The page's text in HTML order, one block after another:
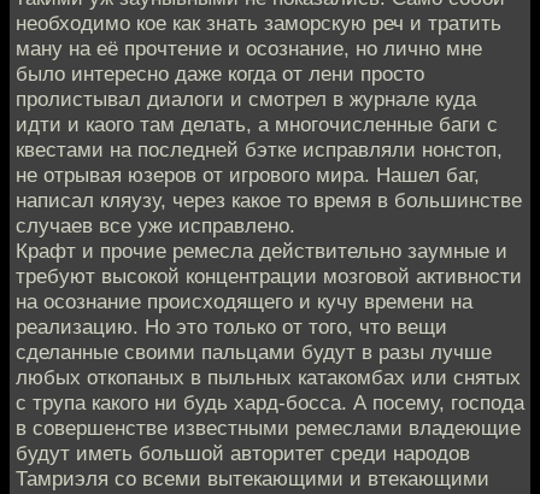
необходимо кое как знать заморскую реч и тратить
ману на её прочтение и осознание, но лично мне
было интересно даже когда от лени просто
пролистывал диалоги и смотрел в журнале куда
идти и каого там делать, а многочисленные баги с
квестами на последней бэтке исправляли нонстоп,
не отрывая юзеров от игрового мира. Нашел баг,
написал кляузу, через какое то время в большинстве
случаев все уже исправлено.
Крафт и прочие ремесла действительно заумные и
требуют высокой концентрации мозговой активности
на осознание происходящего и кучу времени на
реализацию. Но это только от того, что вещи
сделанные своими пальцами будут в разы лучше
любых откопаных в пыльных катакомбах или снятых
с трупа какого ни будь хард-босса. А посему, господа
в совершенстве известными ремеслами владеющие
будут иметь большой авторитет среди народов
Тамриэля со всеми вытекающими и втекающими